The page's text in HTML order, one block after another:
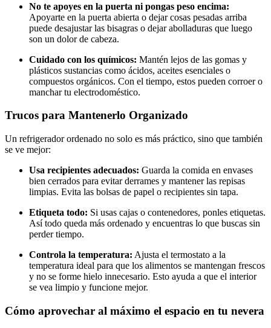
No te apoyes en la puerta ni pongas peso encima:
Apoyarte en la puerta abierta o dejar cosas pesadas arriba
puede desajustar las bisagras o dejar abolladuras que luego
son un dolor de cabeza.
Cuidado con los químicos: Mantén lejos de las gomas y
plásticos sustancias como ácidos, aceites esenciales o
compuestos orgánicos. Con el tiempo, estos pueden corroer o
manchar tu electrodoméstico.
Trucos para Mantenerlo Organizado
Un refrigerador ordenado no solo es más práctico, sino que también
se ve mejor:
Usa recipientes adecuados: Guarda la comida en envases
bien cerrados para evitar derrames y mantener las repisas
limpias. Evita las bolsas de papel o recipientes sin tapa.
Etiqueta todo: Si usas cajas o contenedores, ponles etiquetas.
Así todo queda más ordenado y encuentras lo que buscas sin
perder tiempo.
Controla la temperatura: Ajusta el termostato a la
temperatura ideal para que los alimentos se mantengan frescos
y no se forme hielo innecesario. Esto ayuda a que el interior
se vea limpio y funcione mejor.
Cómo aprovechar al máximo el espacio en tu nevera